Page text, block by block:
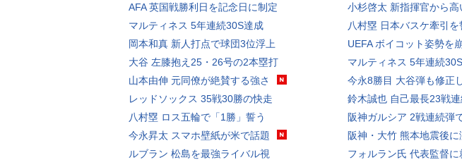
AFA 英国戦勝利日を記念日に制定
マルティネス 5年連続30S達成
岡本和真 新人打点で球団3位浮上
大谷 左膝抱え25・26号の2本塁打
山本由伸 元同僚が絶賛する強さ
レッドソックス 35戦30勝の快走
八村塁 ロス五輪で「1勝」誓う
今永昇太 スマホ壁紙が米で話題
ルブラン 松島を最強ライバル視
小杉啓太 新指揮官から高
八村塁 日本バスケ牽引を
UEFA ボイコット姿勢を
マルティネス 5年連続
今永8勝目 大谷弾も修正
鈴木誠也 自己最長23戦
阪神ガルシア 2戦連続弾
阪神・大竹 熊本地震後に
フォルラン氏 代表監督に